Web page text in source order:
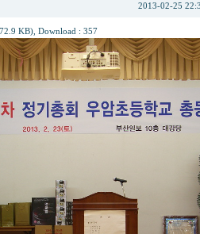
2013-02-25
KB), Download : 357